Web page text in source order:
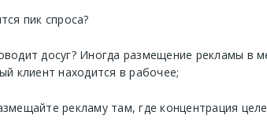
пик спроса?
досуг? Иногда размещение рекламы в
клиент находится в рабочее;
рекламу там, где концентрация